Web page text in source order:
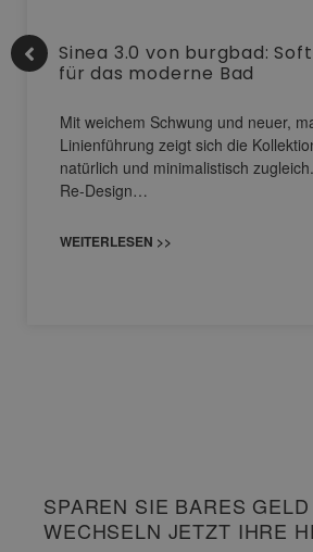
Sinea 3.0 von burgbad:
für das moderne Bad
Mit weichem Schwung und neuer,
Linienführung zeigt sich die
natürlich und minimalistisch
Re-Design…
WEITERLESEN >>
SPAREN SIE BARES
WECHSELN JETZT IHRE